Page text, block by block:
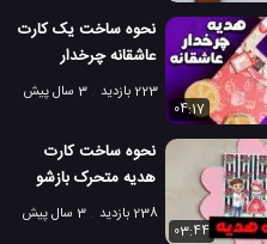
نحوه ساخت یک کارت
عاشقانه چرخدار
مخصوص هدیه!
223 بازدید
3 سال پیش
04:17
نحوه ساخت کارت
هدیه متحرک بازشو
عاشقانه به شکل قلب!
238 بازدید
3 سال پیش
03:44